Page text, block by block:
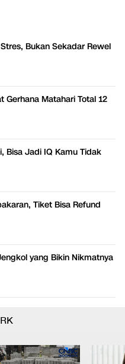
Bukan Sekadar Rewel
Gerhana Matahari Total 12
Bisa Jadi IQ Kamu Tidak
Tiket Bisa Refund
yang Bikin Nikmatnya